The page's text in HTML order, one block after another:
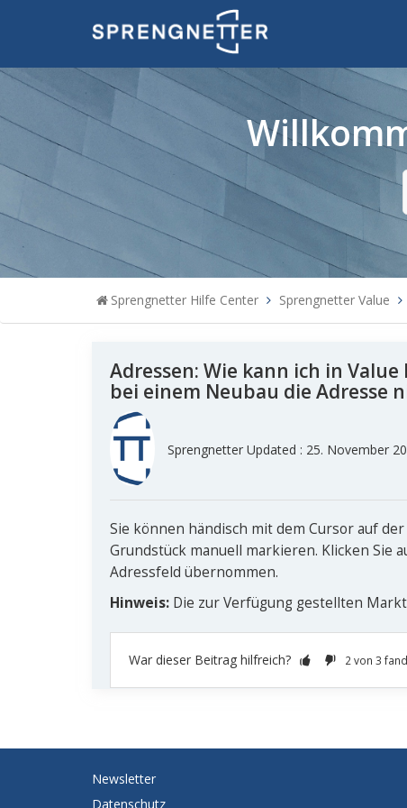
Sprengnetter Hilfe Center Sprengnetter Value
Adressen: Wie kann ich in
bei einem Neubau die Adresse
Sprengnetter Updated : 25. November
Sie können händisch mit dem Cursor auf
Grundstück manuell markieren. Klicken Sie
Adressfeld übernommen.
Hinweis: Die zur Verfügung gestellten
War dieser Beitrag hilfreich? 2 von 3
Newsletter
Datenschutz